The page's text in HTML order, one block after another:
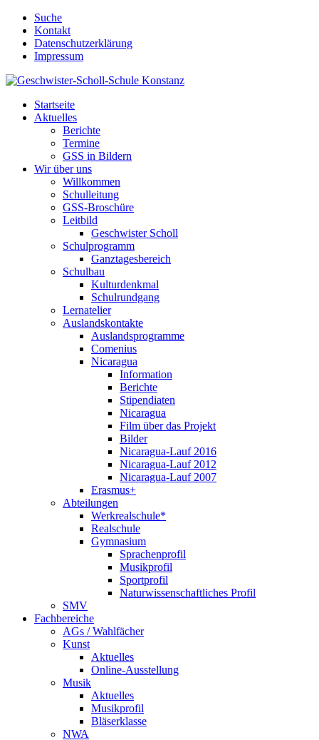
Suche
Kontakt
Datenschutzerklärung
Impressum
Startseite
Aktuelles
Berichte
Termine
GSS in Bildern
Wir über uns
Willkommen
Schulleitung
GSS-Broschüre
Leitbild
Geschwister Scholl
Schulprogramm
Ganztagesbereich
Schulbau
Kulturdenkmal
Schulrundgang
Lernatelier
Auslandskontakte
Auslandsprogramme
Comenius
Nicaragua
Information
Berichte
Stipendiaten
Nicaragua
Film über das Projekt
Bilder
Nicaragua-Lauf 2016
Nicaragua-Lauf 2012
Nicaragua-Lauf 2007
Erasmus+
Abteilungen
Werkrealschule*
Realschule
Gymnasium
Sprachenprofil
Musikprofil
Sportprofil
Naturwissenschaftliches Profil
SMV
Fachbereiche
AGs / Wahlfächer
Kunst
Aktuelles
Online-Ausstellung
Musik
Aktuelles
Musikprofil
Bläserklasse
NWA